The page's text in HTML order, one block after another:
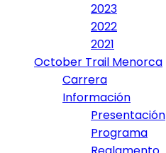
2023
2022
2021
October Trail Menorca
Carrera
Información
Presentación
Programa